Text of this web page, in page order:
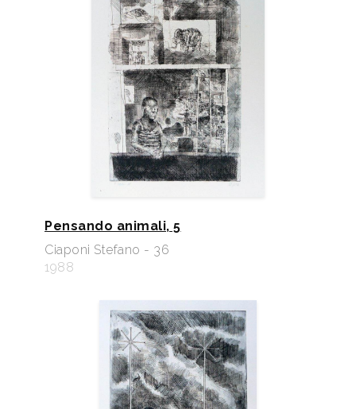
Pensando animali, 5
Ciaponi Stefano - 36
1988